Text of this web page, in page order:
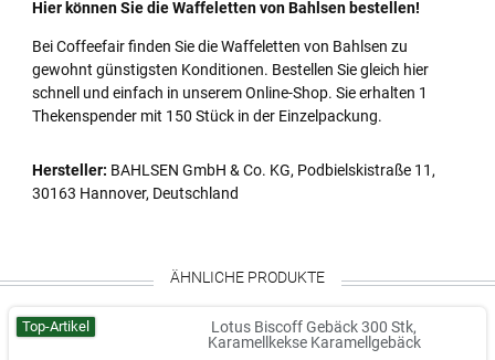
Hier können Sie die Waffeletten von Bahlsen bestellen!
Bei Coffeefair finden Sie die Waffeletten von Bahlsen zu
gewohnt günstigsten Konditionen. Bestellen Sie gleich hier
schnell und einfach in unserem Online-Shop. Sie erhalten 1
Thekenspender mit 150 Stück in der Einzelpackung.
Hersteller: BAHLSEN GmbH & Co. KG, Podbielskistraße 11,
30163 Hannover, Deutschland
ÄHNLICHE PRODUKTE
Top-Artikel
Lotus Biscoff Gebäck 300 Stk,
Karamellkekse Karamellgebäck